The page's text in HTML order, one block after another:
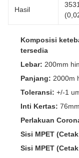
Hasil
Komposisi
tersedia
Lebar: 200mm
Panjang: 2000m
Toleransi: +/-1
Inti Kertas:
Perlakuan
Sisi MPET
Sisi MPET